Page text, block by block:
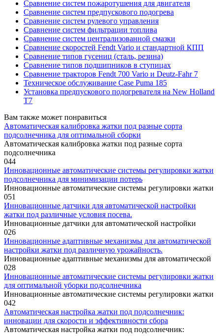
Сравнение систем пожаротушения для двигателя
Сравнение систем предпускового подогрева
Сравнение систем рулевого управления
Сравнение систем фильтрации топлива
Сравнение систем централизованной смазки
Сравнение скоростей Fendt Vario и стандартной КПП
Сравнение типов гусениц (сталь, резина)
Сравнение типов подшипников в ступицах
Сравнение тракторов Fendt 700 Vario и Deutz-Fahr 7
Техническое обслуживание Case Puma 185
Установка предпускового подогревателя на New Holland
T7
Вам также может понравиться
Автоматическая калибровка жатки под разные сорта
подсолнечника для оптимальной сборки
Автоматическая калибровка жатки под разные сорта
подсолнечника
044
Инновационные автоматические системы регулировки жатки
подсолнечника для минимизации потерь
Инновационные автоматические системы регулировки жатки
051
Инновационные датчики для автоматической настройки
жатки под различные условия посева.
Инновационные датчики для автоматической настройки
026
Инновационные адаптивные механизмы для автоматической
настройки жатки под различную урожайность.
Инновационные адаптивные механизмы для автоматической
028
Инновационные автоматические системы регулировки жатки
для оптимальной уборки подсолнечника
Инновационные автоматические системы регулировки жатки
042
Автоматическая настройка жатки под подсолнечник:
инновации для скорости и эффективности сбора
Автоматическая настройка жатки под подсолнечник: